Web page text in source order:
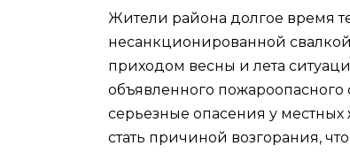
Жители района долгое время
несанкционированной
приходом весны и лета
объявленного
серьезные опасения у
стать причиной возгорания,